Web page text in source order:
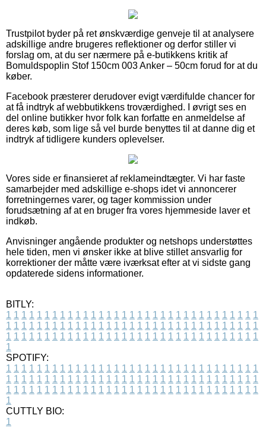
Trustpilot byder på ret ønskværdige genveje til at analysere
adskillige andre brugeres reflektioner og derfor stiller vi
forslag om, at du ser nærmere på e-butikkens kritik af
Bomuldspoplin Stof 150cm 003 Anker – 50cm forud for at du
køber.
Facebook præsterer derudover evigt værdifulde chancer for
at få indtryk af webbutikkens troværdighed. I øvrigt ses en
del online butikker hvor folk kan forfatte en anmeldelse af
deres køb, som lige så vel burde benyttes til at danne dig et
indtryk af tidligere kunders oplevelser.
Vores side er finansieret af reklameindtægter. Vi har faste
samarbejder med adskillige e-shops idet vi annoncerer
forretningernes varer, og tager kommission under
forudsætning af at en bruger fra vores hjemmeside laver et
indkøb.
Anvisninger angående produkter og netshops understøttes
hele tiden, men vi ønsker ikke at blive stillet ansvarlig for
korrektioner der måtte være iværksat efter at vi sidste gang
opdaterede sidens informationer.
BITLY:
1 1 1 1 1 1 1 1 1 1 1 1 1 1 1 1 1 1 1 1 1 1 1 1 1 1 1 1 1 1 1 1 1
1 1 1 1 1 1 1 1 1 1 1 1 1 1 1 1 1 1 1 1 1 1 1 1 1 1 1 1 1 1 1 1 1
1 1 1 1 1 1 1 1 1 1 1 1 1 1 1 1 1 1 1 1 1 1 1 1 1 1 1 1 1 1 1 1 1
1
SPOTIFY:
1 1 1 1 1 1 1 1 1 1 1 1 1 1 1 1 1 1 1 1 1 1 1 1 1 1 1 1 1 1 1 1 1
1 1 1 1 1 1 1 1 1 1 1 1 1 1 1 1 1 1 1 1 1 1 1 1 1 1 1 1 1 1 1 1 1
1 1 1 1 1 1 1 1 1 1 1 1 1 1 1 1 1 1 1 1 1 1 1 1 1 1 1 1 1 1 1 1 1
1
CUTTLY BIO:
1